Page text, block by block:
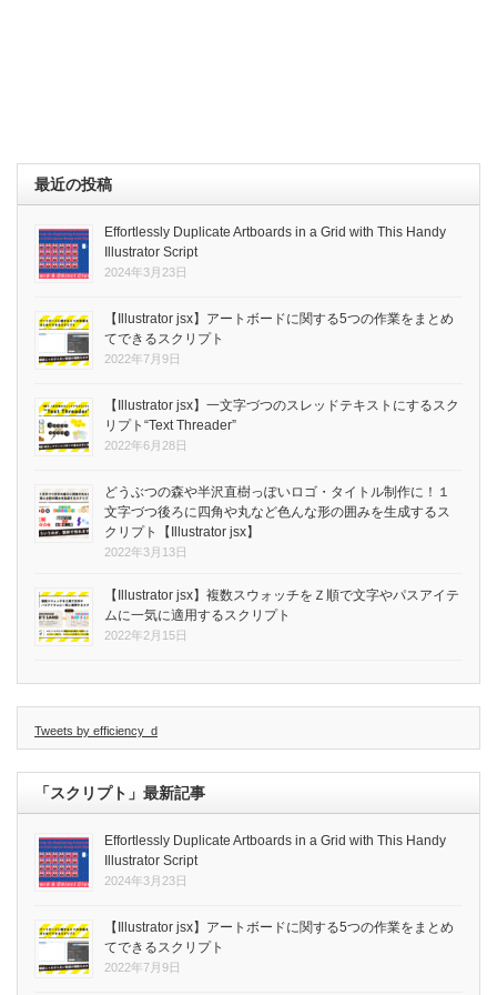
最近の投稿
Effortlessly Duplicate Artboards in a Grid with This Handy
Illustrator Script
2024年3月23日
【Illustrator jsx】アートボードに関する5つの作業をまとめ
てできるスクリプト
2022年7月9日
【Illustrator jsx】一文字づつのスレッドテキストにするスク
リプト“Text Threader”
2022年6月28日
どうぶつの森や半沢直樹っぽいロゴ・タイトル制作に！１
文字づつ後ろに四角や丸など色んな形の囲みを生成するス
クリプト【Illustrator jsx】
2022年3月13日
【Illustrator jsx】複数スウォッチをＺ順で文字やパスアイテ
ムに一気に適用するスクリプト
2022年2月15日
Tweets by efficiency_d
「スクリプト」最新記事
Effortlessly Duplicate Artboards in a Grid with This Handy
Illustrator Script
2024年3月23日
【Illustrator jsx】アートボードに関する5つの作業をまとめ
てできるスクリプト
2022年7月9日